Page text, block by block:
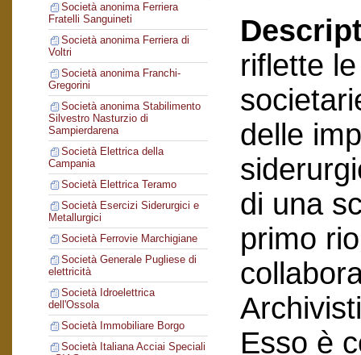
Società anonima Ferriera
Fratelli Sanguineti
Società anonima Ferriera di
Voltri
Società anonima Franchi-
Gregorini
Società anonima Stabilimento
Silvestro Nasturzio di
Sampierdarena
Società Elettrica della
Campania
Società Elettrica Teramo
Società Esercizi Siderurgici e
Metallurgici
Società Ferrovie Marchigiane
Società Generale Pugliese di
elettricità
Società Idroelettrica
dell'Ossola
Società Immobiliare Borgo
Società Italiana Acciai Speciali
riflette
delle
di una
primo
Esso è